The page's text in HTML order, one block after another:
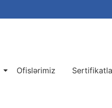
Ofislərimiz